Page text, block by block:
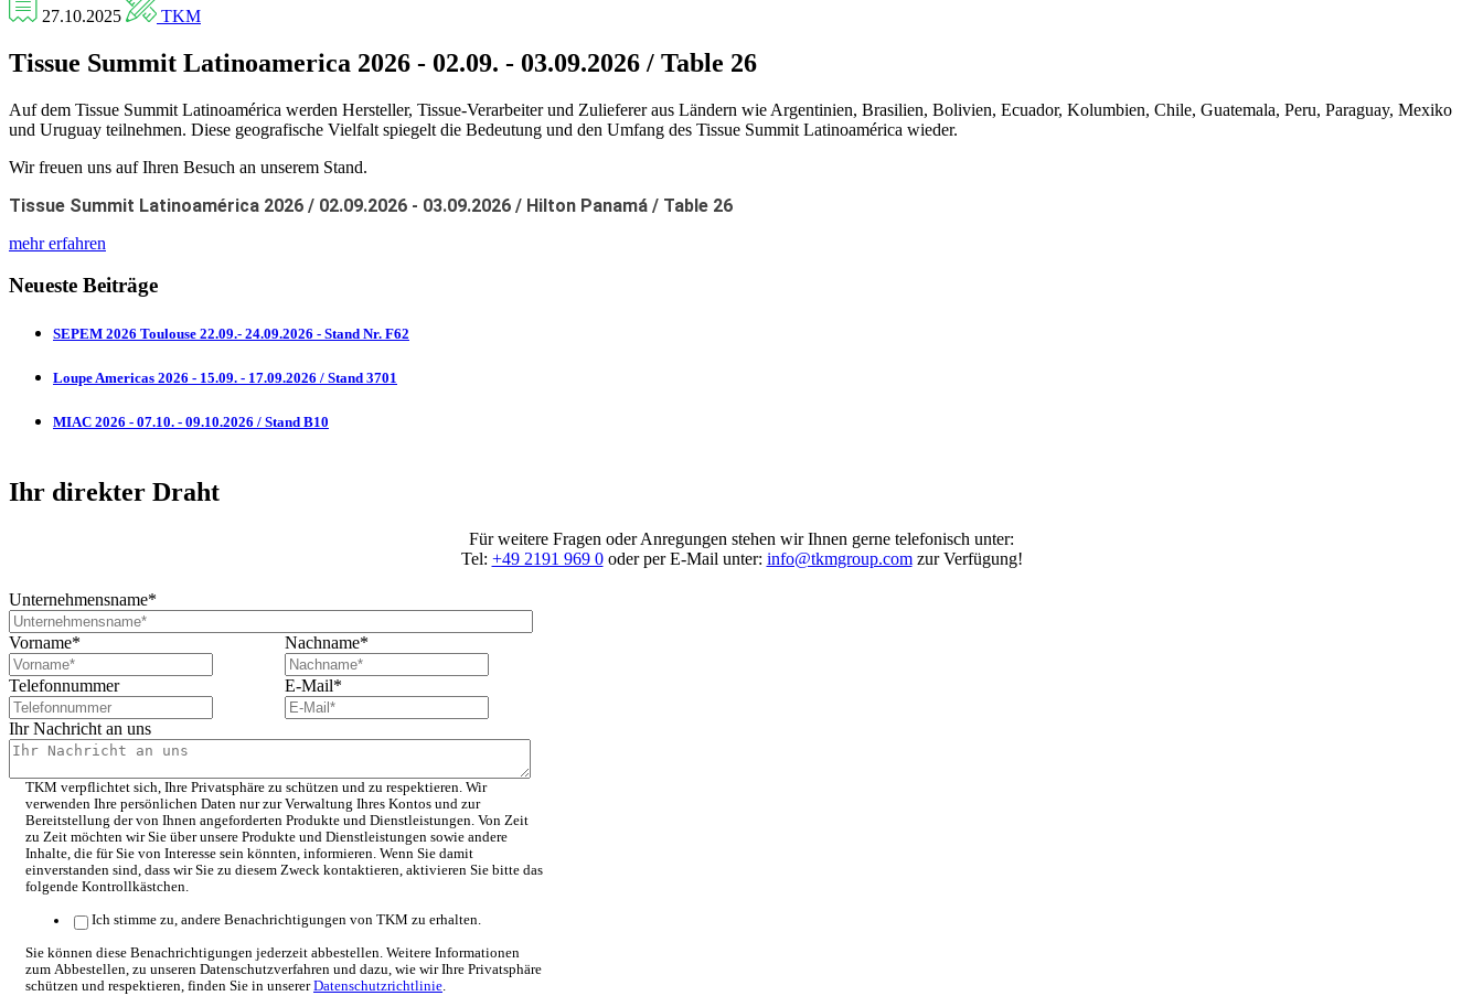
27.10.2025 TKM
Tissue Summit Latinoamerica 2026 - 02.09. - 03.09.2026 / Table 26
Auf dem Tissue Summit Latinoamérica werden Hersteller, Tissue-Verarbeiter und Zulieferer aus Ländern wie Argentinien, Brasilien, Bolivien, Ecuador, Kolumbien, Chile, Guatemala, Peru, Paraguay, Mexiko
und Uruguay teilnehmen. Diese geografische Vielfalt spiegelt die Bedeutung und den Umfang des Tissue Summit Latinoamérica wieder.
Wir freuen uns auf Ihren Besuch an unserem Stand.
Tissue Summit Latinoamérica 2026 / 02.09.2026 - 03.09.2026 / Hilton Panamá / Table 26
mehr erfahren
Neueste Beiträge
SEPEM 2026 Toulouse 22.09.- 24.09.2026 - Stand Nr. F62
Loupe Americas 2026 - 15.09. - 17.09.2026 / Stand 3701
MIAC 2026 - 07.10. - 09.10.2026 / Stand B10
Ihr direkter Draht
Für weitere Fragen oder Anregungen stehen wir Ihnen gerne telefonisch unter:
Tel: +49 2191 969 0oder per E-Mail unter: info@tkmgroup.comzur Verfügung!
Unternehmensname*
Vorname* Nachname*
Telefonnummer E-Mail*
Ihr Nachricht an uns
TKM verpflichtet sich, Ihre Privatsphäre zu schützen und zu respektieren. Wir
verwenden Ihre persönlichen Daten nur zur Verwaltung Ihres Kontos und zur
Bereitstellung der von Ihnen angeforderten Produkte und Dienstleistungen. Von Zeit
zu Zeit möchten wir Sie über unsere Produkte und Dienstleistungen sowie andere
Inhalte, die für Sie von Interesse sein könnten, informieren. Wenn Sie damit
einverstanden sind, dass wir Sie zu diesem Zweck kontaktieren, aktivieren Sie bitte das
folgende Kontrollkästchen.
Ich stimme zu, andere Benachrichtigungen von TKM zu erhalten.
Sie können diese Benachrichtigungen jederzeit abbestellen. Weitere Informationen
zum Abbestellen, zu unseren Datenschutzverfahren und dazu, wie wir Ihre Privatsphäre
schützen und respektieren, finden Sie in unsererDatenschutzrichtlinie.